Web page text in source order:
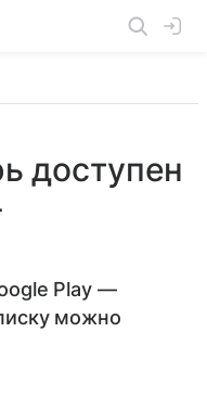
доступен
Play —
можно